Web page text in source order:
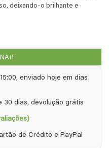
deixando-o brilhante e
- concentrado de 2,5 litro
enviado hoje em dias
30 dias, devolução grátis
de Crédito e PayPal